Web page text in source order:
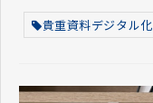
貴重資料デジタル化